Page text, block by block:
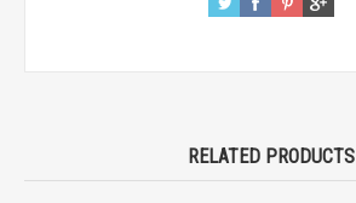
RELATED PRODUCTS